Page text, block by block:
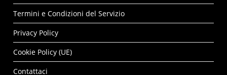
Termini e Condizioni del Servizio
Privacy Policy
Cookie Policy (UE)
Contattaci